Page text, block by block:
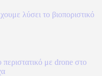
λύσει το βιοποριστικό
με drone στο